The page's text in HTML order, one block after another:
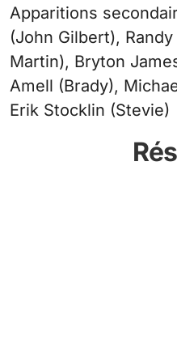
Apparitions
(John Gilbert),
Martin), Bryton
Amell (Brady),
Erik Stocklin (Stevie)